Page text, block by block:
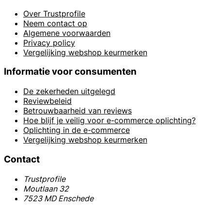
Over Trustprofile
Neem contact op
Algemene voorwaarden
Privacy policy
Vergelijking webshop keurmerken
Informatie voor consumenten
De zekerheden uitgelegd
Reviewbeleid
Betrouwbaarheid van reviews
Hoe blijf je veilig voor e-commerce oplichting?
Oplichting in de e-commerce
Vergelijking webshop keurmerken
Contact
Trustprofile
Moutlaan 32
7523 MD Enschede